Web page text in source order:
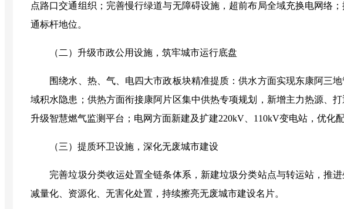
点路口交通组织；完善慢行绿道与无障碍设施，超前布局全域充换电网络
通标杆地位。
（二）升级市政公用设施，筑牢城市运行底盘
围绕水、热、气、电四大市政板块精准提质：供水方面实现东康阿三
域积水隐患；供热方面衔接康阿片区集中供热专项规划，新增主力热源、
升级智慧燃气监测平台；电网方面新建及扩建220kV 110kV变电站，优化
（三）提质环卫设施，深化无废城市建设
完善垃圾分类收运处置全链条体系，新建垃圾分类站点与转运站，推
减量化、资源化、无害化处置，持续擦亮无废城市建设名片。